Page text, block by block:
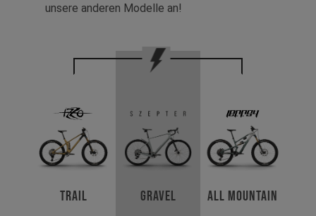
unsere anderen Modelle an!
Trail Gravel All Mountain